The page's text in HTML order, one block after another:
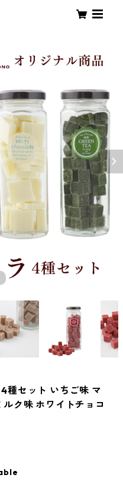
種セット いちご味 マ
ク味 ホワイトチョコ